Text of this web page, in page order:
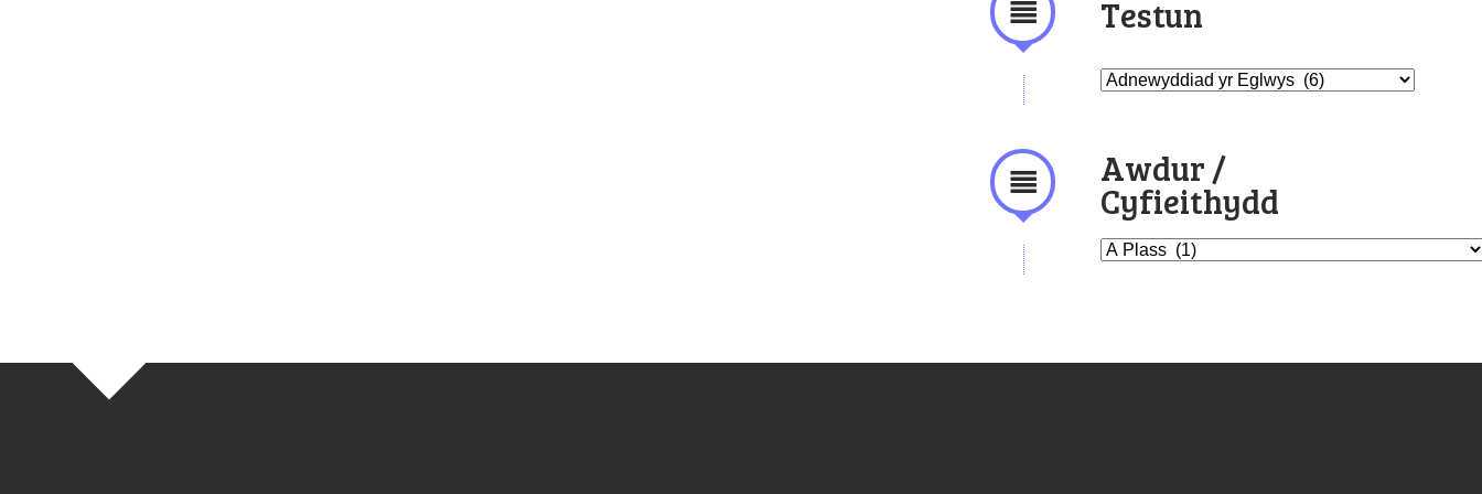
Testun
Awdur /
Cyfieithydd